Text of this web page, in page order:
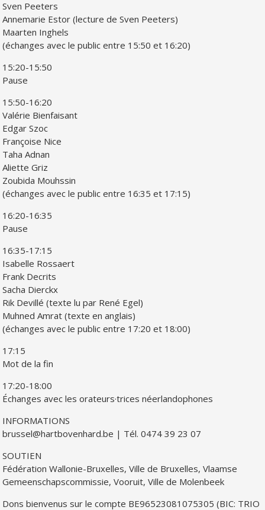
Sven Peeters
Annemarie Estor (lecture de Sven Peeters)
Maarten Inghels
(échanges avec le public entre 15:50 et 16:20)
15:20-15:50
Pause
15:50-16:20
Valérie Bienfaisant
Edgar Szoc
Françoise Nice
Taha Adnan
Aliette Griz
Zoubida Mouhssin
(échanges avec le public entre 16:35 et 17:15)
16:20-16:35
Pause
16:35-17:15
Isabelle Rossaert
Frank Decrits
Sacha Dierckx
Rik Devillé (texte lu par René Egel)
Muhned Amrat (texte en anglais)
(échanges avec le public entre 17:20 et 18:00)
17:15
Mot de la fin
17:20-18:00
Échanges avec les orateurs·trices néerlandophones
INFORMATIONS
brussel@hartbovenhard.be | Tél. 0474 39 23 07
SOUTIEN
Fédération Wallonie-Bruxelles, Ville de Bruxelles, Vlaamse
Gemeenschapscommissie, Vooruit, Ville de Molenbeek
Dons bienvenus sur le compte BE96523081075305 (BIC: TRIO